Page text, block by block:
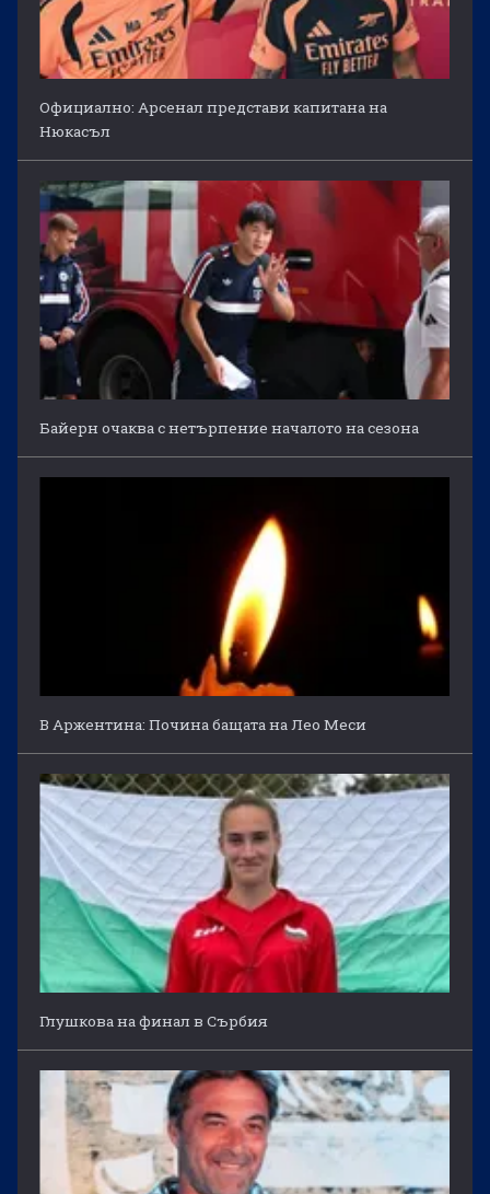
Официално: Арсенал представи капитана на
Нюкасъл
Байерн очаква с нетърпение началото на сезона
В Аржентина: Почина бащата на Лео Меси
Глушкова на финал в Сърбия